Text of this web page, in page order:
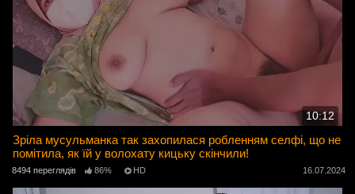
10:12
Зріла мусульманка так захопилася робленням селфі, що не
помітила, як їй у волохату кицьку скінчили!
8494 переглядів 86% HD 16.07.2024